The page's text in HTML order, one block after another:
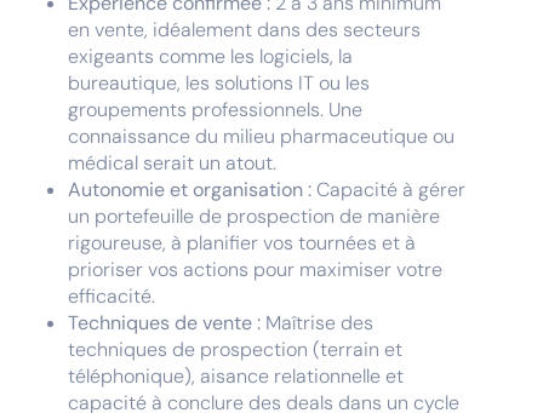
en vente, idéalement dans des secteurs
exigeants comme les logiciels, la
bureautique, les solutions IT ou les
groupements professionnels. Une
connaissance du milieu pharmaceutique ou
médical serait un atout.
Autonomie et organisation :Capacité à gérer
un portefeuille de prospection de manière
rigoureuse, à planifier vos tournées et à
prioriser vos actions pour maximiser votre
efficacité.
Techniques de vente : Maîtrise des
techniques de prospection (terrain et
téléphonique), aisance relationnelle et
capacité à conclure des deals dans un cycle